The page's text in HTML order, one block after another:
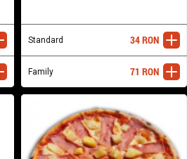
Standard adaugă
34RON
Family adaugă
71 RON